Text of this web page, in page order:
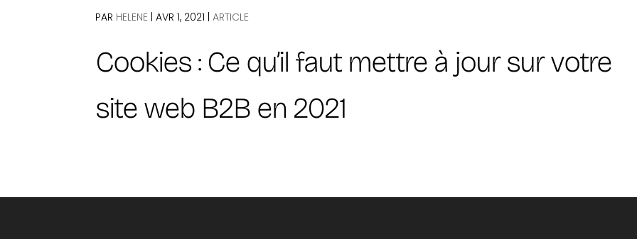
Cookies : Ce qu’il faut mettre à jour sur votre
site web B2B en 2021
PAR HELENE |AVR 1, 2021 |ARTICLE